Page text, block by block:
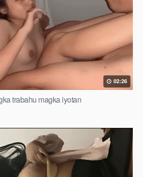
02:26
trabahu magka iyotan